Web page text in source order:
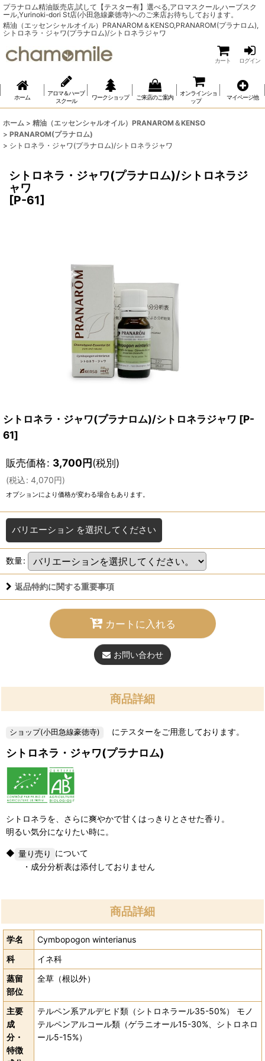
プラナロム精油販売店,試して【テスター有】選べる,アロマスクール,ハーブスク
ール,Yurinoki-dori St店(小田急線豪徳寺)へのご来店お待ちしております。
精油（エッセンシャルオイル）PRANAROM＆KENSO,PRANAROM(プラナロム),
シトロネラ・ジャワ(プラナロム)/シトロネラジャワ
カート ログイン
ホーム
アロマ＆ハーブ
スクール
ワークショップ ご来店のご案内
オンラインショ
ップ
マイページ他
ホーム > 精油（エッセンシャルオイル）PRANAROM＆KENSO
> PRANAROM(プラナロム)
> シトロネラ・ジャワ(プラナロム)/シトロネラジャワ
シトロネラ・ジャワ(プラナロム)/シトロネラジ
ャワ
[P-61]
シトロネラ・ジャワ(プラナロム)/シトロネラジャワ [P-
61]
販売価格: 3,700円(税別)
(税込: 4,070円)
オプションにより価格が変わる場合もあります。
バリエーション を選択してください
数量:
返品特約に関する重要事項
カートに入れる
お問い合わせ
商品詳細
にテスターをご用意しております。
シトロネラ・ジャワ(プラナロム)
シトロネラを、さらに爽やかで甘くはっきりとさせた香り。
明るい気分になりたい時に。
◆
について
・成分分析表は添付しておりません
商品詳細
学名
Cymbopogon winterianus
科
イネ科
蒸留
部位
全草（根以外）
主要
成
分・
特徴
テルペン系アルデヒド類（シトロネラール35-50%） モノ
テルペンアルコール類（ゲラニオール15-30%、シトロネロ
ール5-15%）